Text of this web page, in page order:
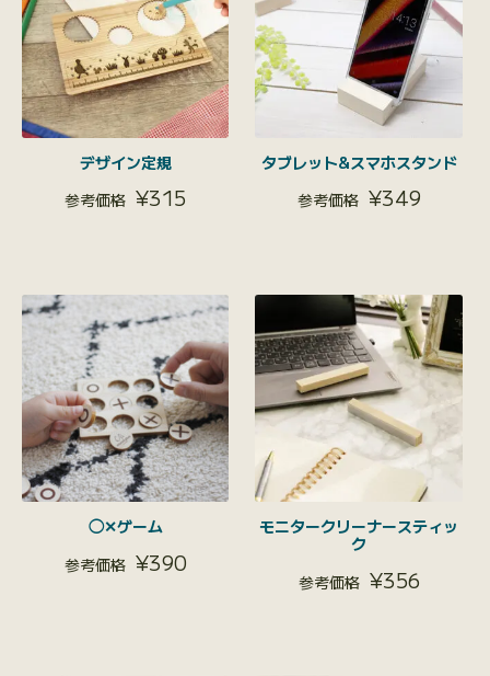
デザイン定規
¥315
タブレット&スマホスタンド
¥349
◯✕ゲーム
¥390
モニタークリーナースティッ
ク
¥356